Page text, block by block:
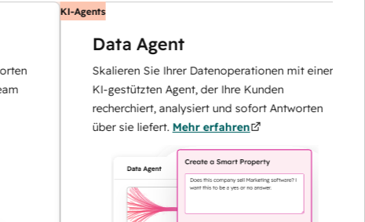
KI-Agents
Data Agent
Skalieren Sie Ihrer Datenoperationen mit einem
KI-gestützten Agent, der Ihre Kunden
recherchiert, analysiert und sofort Antworten
über sie liefert.Mehr erfahren